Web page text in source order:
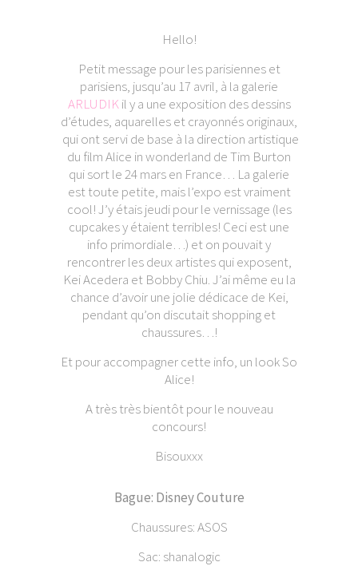
Hello!
Petit message pour les parisiennes et
parisiens, jusqu’au 17 avril, à la galerie
ARLUDIKil y a une exposition des dessins
d’études, aquarelles et crayonnés originaux,
qui ont servi de base à la direction artistique
du film Alice in wonderland de Tim Burton
qui sort le 24 mars en France… La galerie
est toute petite, mais l’expo est vraiment
cool! J’y étais jeudi pour le vernissage (les
cupcakes y étaient terribles! Ceci est une
info primordiale…) et on pouvait y
rencontrer les deux artistes qui exposent,
Kei Acedera et Bobby Chiu. J’ai même eu la
chance d’avoir une jolie dédicace de Kei,
pendant qu’on discutait shopping et
chaussures…!
Et pour accompagner cette info, un look So
Alice!
A très très bientôt pour le nouveau
concours!
Bisouxxx
Bague: Disney Couture
Chaussures: ASOS
Sac: shanalogic